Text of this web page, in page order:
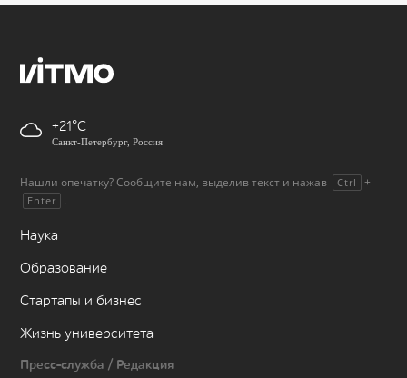
+21
Санкт-Петербург, Россия
Нашли опечатку? Сообщите нам, выделив текст и нажав Ctrl +
Enter .
Наука
Образование
Стартапы и бизнес
Жизнь университета
Пресс-служба / Редакция